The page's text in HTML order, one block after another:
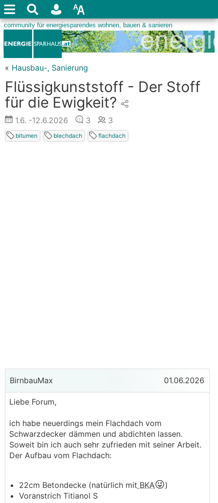
« Hausbau-, Sanierung
Flüssigkunststoff - Der Stoff
für die Ewigkeit?
1.6. -12.6.2026 3 3
bitumen blechdach flachdach
BirnbauMax 01.06.2026
Liebe Forum,
ich habe neuerdings mein Flachdach vom
Schwarzdecker dämmen und abdichten lassen.
Soweit bin ich auch sehr zufrieden mit seiner Arbeit.
Der Aufbau vom Flachdach:
22cm Betondecke (natürlich mit BKA😜)
Voranstrich Titianol S